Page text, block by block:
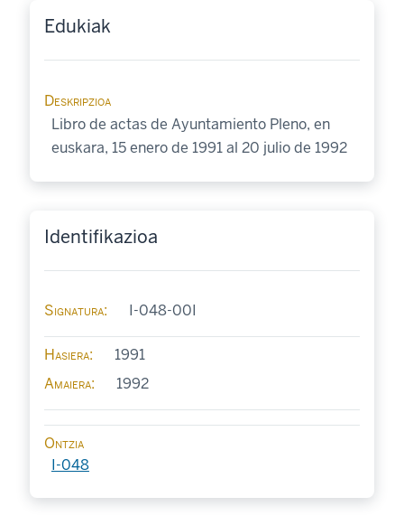
Edukiak
Deskripzioa
Libro de actas de Ayuntamiento Pleno, en
euskara, 15 enero de 1991 al 20 julio de 1992
Identifikazioa
Signatura I-048-00I
Hasiera
1991
Amaiera
1992
Ontzia
I-048